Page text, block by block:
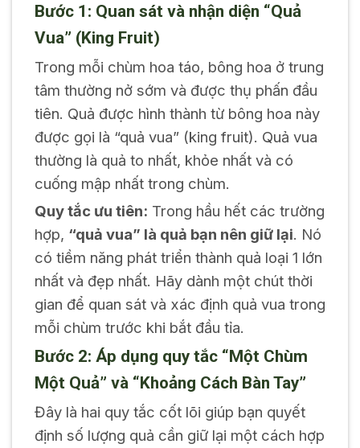
Bước 1: Quan sát và nhận diện “Quả
Vua” (King Fruit)
Trong mỗi chùm hoa táo, bông hoa ở trung
tâm thường nở sớm và được thụ phấn đầu
tiên. Quả được hình thành từ bông hoa này
được gọi là “quả vua” (king fruit). Quả vua
thường là quả to nhất, khỏe nhất và có
cuống mập nhất trong chùm.
Quy tắc ưu tiên: Trong hầu hết các trường
hợp, “quả vua” là quả bạn nên giữ lại. Nó
có tiềm năng phát triển thành quả loại 1 lớn
nhất và đẹp nhất. Hãy dành một chút thời
gian để quan sát và xác định quả vua trong
mỗi chùm trước khi bắt đầu tỉa.
Bước 2: Áp dụng quy tắc “Một Chùm
Một Quả” và “Khoảng Cách Bàn Tay”
Đây là hai quy tắc cốt lõi giúp bạn quyết
định số lượng quả cần giữ lại một cách hợp